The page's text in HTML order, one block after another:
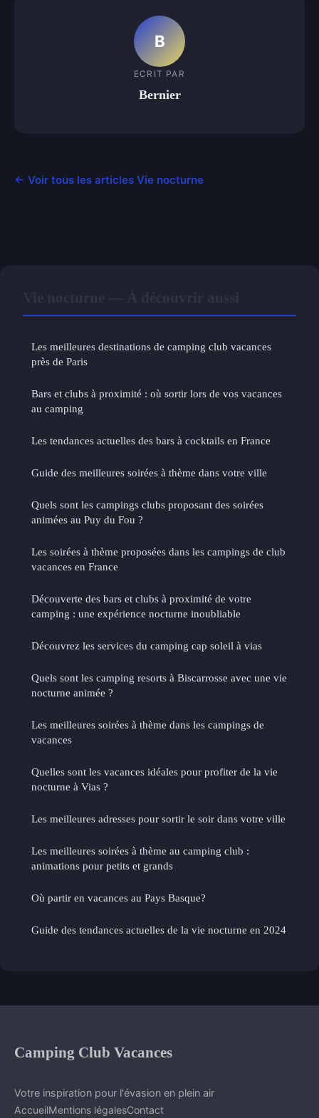
B
ECRIT PAR
Bernier
← Voir tous les articles Vie nocturne
Les meilleures destinations de camping club vacances
près de Paris
Bars et clubs à proximité : où sortir lors de vos vacances
au camping
Les tendances actuelles des bars à cocktails en France
Guide des meilleures soirées à thème dans votre ville
Quels sont les campings clubs proposant des soirées
animées au Puy du Fou ?
Les soirées à thème proposées dans les campings de club
vacances en France
Découverte des bars et clubs à proximité de votre
camping : une expérience nocturne inoubliable
Découvrez les services du camping cap soleil à vias
Quels sont les camping resorts à Biscarrosse avec une vie
nocturne animée ?
Les meilleures soirées à thème dans les campings de
vacances
Quelles sont les vacances idéales pour profiter de la vie
nocturne à Vias ?
Les meilleures adresses pour sortir le soir dans votre ville
Les meilleures soirées à thème au camping club :
animations pour petits et grands
Où partir en vacances au Pays Basque?
Guide des tendances actuelles de la vie nocturne en 2024
Camping Club Vacances
Votre inspiration pour l'évasion en plein air
AccueilMentions légalesContact